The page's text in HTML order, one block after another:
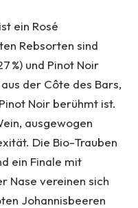
ein Rosé
Rebsorten sind
%) und Pinot Noir
aus der Côte des Bars,
Noir berühmt ist.
ausgewogen
Die Bio-Trauben
ein Finale mit
Nase vereinen sich
Johannisbeeren